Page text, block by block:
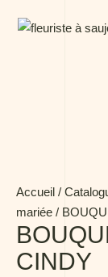
Accueil /
mariée /
CINDY